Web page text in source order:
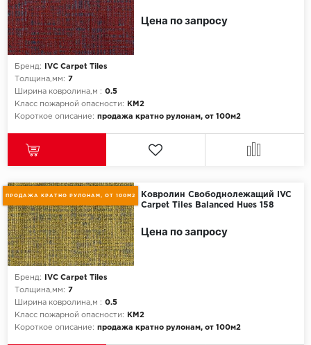
Бренд:
IVC Carpet Tiles
Толщина,мм: 7
Ширина ковролина,м : 0.5
Класс пожарной опасности:
КМ2
Короткое описание: продажа кратно рулонам, от 100м2
Цена по запросу
ПРОДАЖА КРАТНО РУЛОНАМ, ОТ 100М2
Ковролин Свободнолежащий IVC
Carpet Tiles Balanced Hues 158
Бренд:
IVC Carpet Tiles
Толщина,мм: 7
Ширина ковролина,м : 0.5
Класс пожарной опасности:
КМ2
Короткое описание: продажа кратно рулонам, от 100м2
Цена по запросу